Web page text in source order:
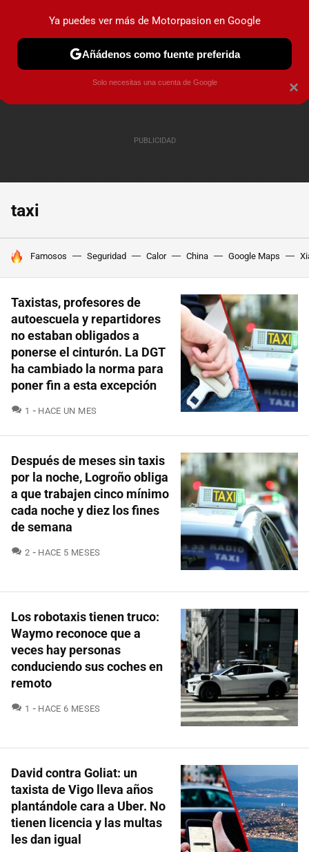
PRUEBAS COCHES ELÉCTRICOS OBSERVATORIO
taxi
HOY SE HABLA DE
Famosos Seguridad Calor China Google Maps
Taxistas, profesores de
autoescuela y repartidores
no estaban obligados a
ponerse el cinturón. La DGT
ha cambiado la norma para
poner fin a esta excepción
1 COMENTARIOS
HACE UN MES
Después de meses sin taxis
por la noche, Logroño obliga
a que trabajen cinco mínimo
cada noche y diez los fines
de semana
2 COMENTARIOS
HACE 5 MESES
Los robotaxis tienen truco:
Waymo reconoce que a
veces hay personas
conduciendo sus coches en
remoto
1 COMENTARIOS
HACE 6 MESES
David contra Goliat: un
taxista de Vigo lleva años
plantándole cara a Uber. No
tienen licencia y las multas
les dan igual
×
Ya puedes ver más de Motorpasion en Google
Añádenos como fuente preferida
Solo necesitas una cuenta de Google